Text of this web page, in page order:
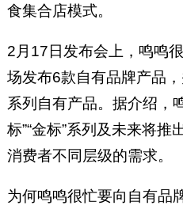
食集合店模式。
2月17日发布会上，鸣鸣
场发布6款自有品牌产品
系列自有产品。据介绍，
标”“金标”系列及未来将推
消费者不同层级的需求。
为何鸣鸣很忙要向自有品